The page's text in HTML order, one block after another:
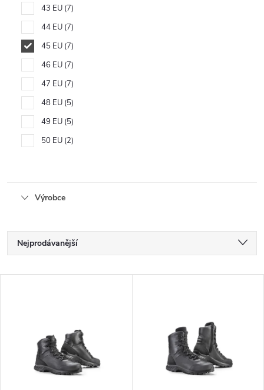
43 EU 7
44 EU 7
45 EU 7
46 EU 7
47 EU 7
48 EU 5
49 EU 5
50 EU 2
Výrobce
Ř
a
Nejprodávanější